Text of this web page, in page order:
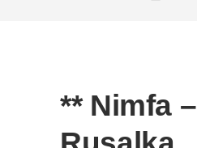
** Nimfa –